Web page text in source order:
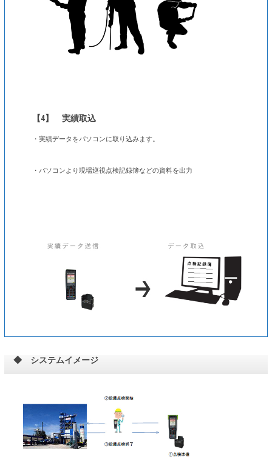
【4】 実績取込
・実績データをパソコンに取り込みます。
・パソコンより現場巡視点検記録簿などの資料を出力
◆ システムイメージ